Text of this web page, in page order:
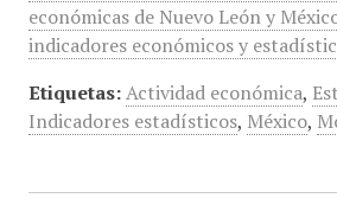
económicas de Nuevo León y
indicadores económicos y
Etiquetas: Actividad económica,
Indicadores estadísticos, México,